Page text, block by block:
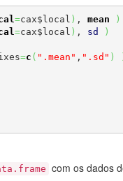
=cax$local ) , mean
)
=cax$local ) , sd
)
=c ( ".mean" , ".sd" )
com os dados